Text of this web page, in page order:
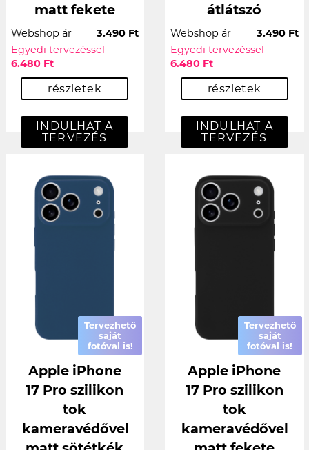
matt fekete
Webshop ár
3.490 Ft
Egyedi tervezéssel
6.480 Ft
részletek
INDULHAT A
TERVEZÉS
átlátszó
Webshop ár
3.490 Ft
Egyedi tervezéssel
6.480 Ft
részletek
INDULHAT A
TERVEZÉS
Tervezhető
saját
fotóval is!
Apple iPhone
17 Pro szilikon
tok
kameravédővel
Tervezhető
saját
fotóval is!
Apple iPhone
17 Pro szilikon
tok
kameravédővel